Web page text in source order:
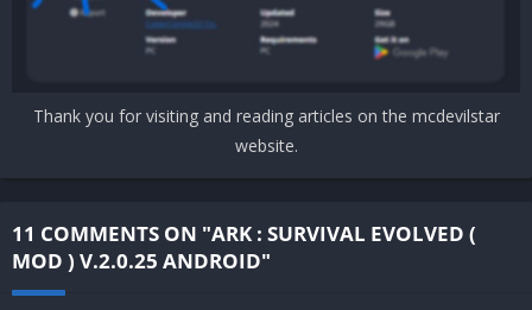
Thank you for visiting and reading articles on the mcdevilstar
website.
11 COMMENTS ON "ARK : SURVIVAL EVOLVED (
MOD ) V.2.0.25 ANDROID"